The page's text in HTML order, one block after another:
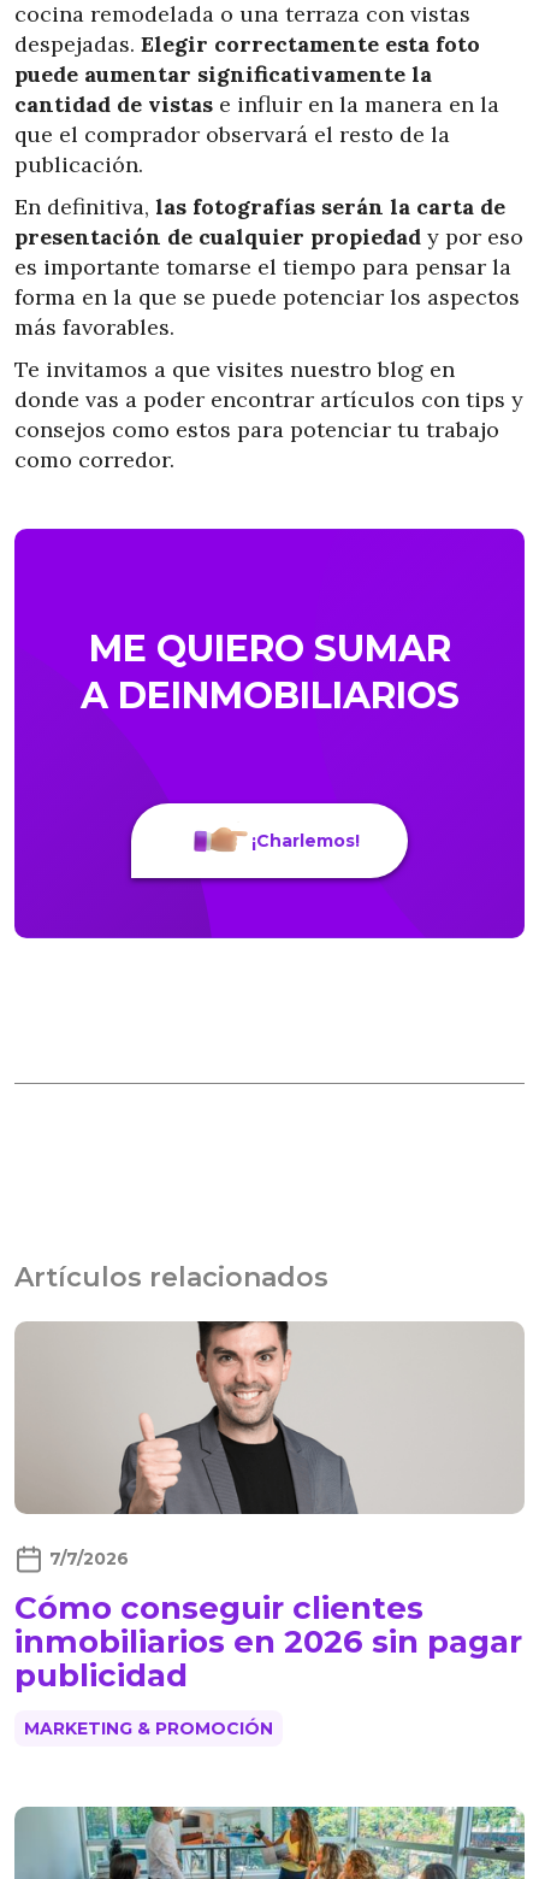
cocina remodelada o una terraza con vistas
despejadas. Elegir correctamente esta foto
puede aumentar significativamente la
cantidad de vistas e influir en la manera en la
que el comprador observará el resto de la
publicación.
En definitiva, las fotografías serán la carta de
presentación de cualquier propiedad y por eso
es importante tomarse el tiempo para pensar la
forma en la que se puede potenciar los aspectos
más favorables.
Te invitamos a que visites nuestro blog en
donde vas a poder encontrar artículos con tips y
consejos como estos para potenciar tu trabajo
como corredor.
ME QUIERO SUMAR
A DEINMOBILIARIOS
¡Charlemos!
Artículos relacionados
7/7/2026
Cómo conseguir clientes
inmobiliarios en 2026 sin pagar
publicidad
MARKETING & PROMOCIÓN